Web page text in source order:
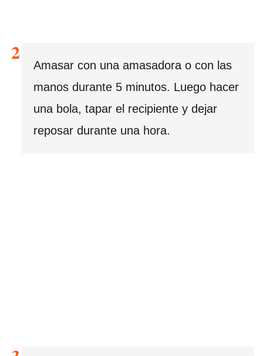
Amasar con una amasadora o con las
manos durante 5 minutos. Luego hacer
una bola, tapar el recipiente y dejar
reposar durante una hora.